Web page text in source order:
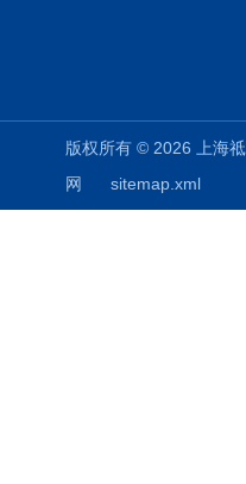
版权所有 © 2026 上海
网
sitemap.xml